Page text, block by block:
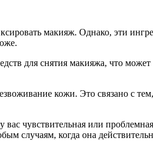
макияж. Однако, эти
для снятия макияжа, что
кожи. Это связано с
чувствительная или
случаям, когда она